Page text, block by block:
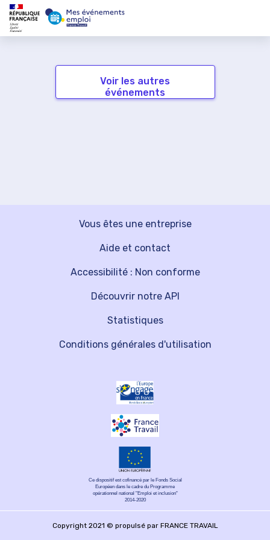
Voir les autres
événements
Vous êtes une entreprise
Découvrir notre API
Aide et contact
Statistiques
Accessibilité : Non conforme
Conditions générales d'utilisation
Ce dispositif est cofinancé par le Fonds Social
Européen dans le cadre du Programme
opérationnel national "Emploi et inclusion"
2014-2020
Copyright 2021 © propulsé par FRANCE TRAVAIL